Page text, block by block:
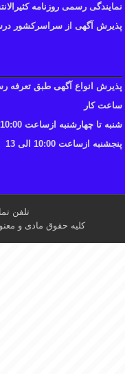
نمایندگی رسمی روزنامه
پذیرش آگهی از سراسرکشور
پذیرش انواع آگهی طبق تعرفه
ساعت کار
شنبه تا چهارشنبه ازساعت 10:00 الی 17
پنجشنبه ازساعت 10:00 الی 13
تلفن تماس : 424
کلیه حقوق مادی و